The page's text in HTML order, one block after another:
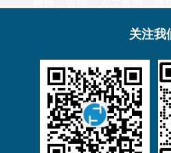
升维！
复育智库总部位于上海，
源、制造、医药等产
关注我